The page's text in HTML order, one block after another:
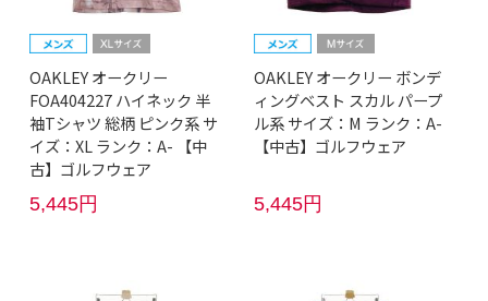
OAKLEY オークリー
FOA404227 ハイネック 半
袖Tシャツ 総柄 ピンク系 サ
イズ：XL ランク：A- 【中
古】ゴルフウェア
5,445円
OAKLEY オークリー ボンデ
ィングベスト スカル パープ
ル系 サイズ：M ランク：A-
【中古】ゴルフウェア
5,445円